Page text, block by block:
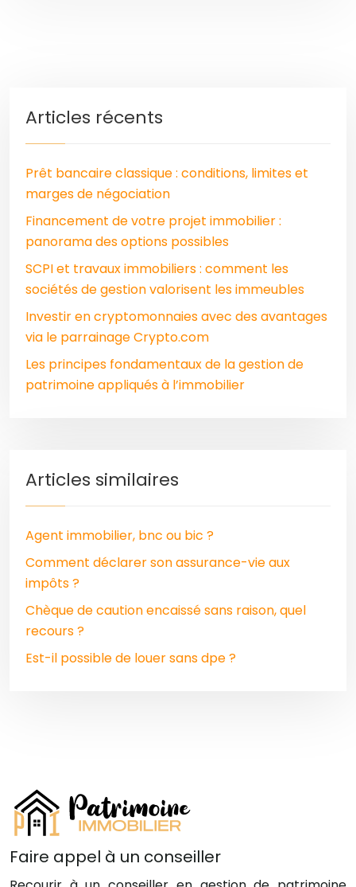
Articles récents
Prêt bancaire classique : conditions, limites et
marges de négociation
Financement de votre projet immobilier :
panorama des options possibles
SCPI et travaux immobiliers : comment les
sociétés de gestion valorisent les immeubles
Investir en cryptomonnaies avec des avantages
via le parrainage Crypto.com
Les principes fondamentaux de la gestion de
patrimoine appliqués à l’immobilier
Articles similaires
Agent immobilier, bnc ou bic ?
Comment déclarer son assurance-vie aux
impôts ?
Chèque de caution encaissé sans raison, quel
recours ?
Est-il possible de louer sans dpe ?
Faire appel à un conseiller